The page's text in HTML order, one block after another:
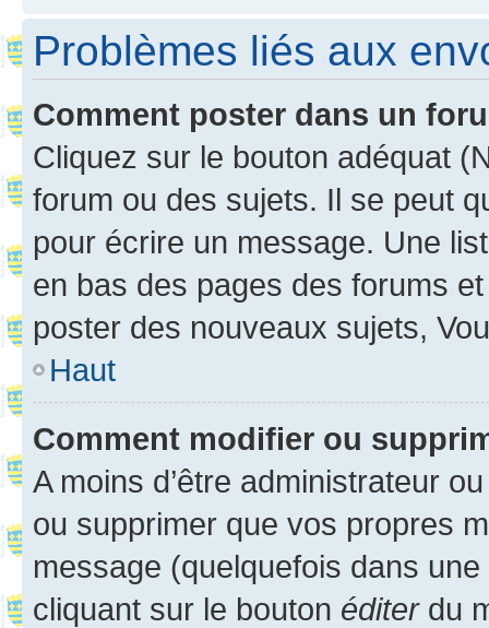
Problèmes liés aux
Comment poster dans un
Cliquez sur le bouton adéquat
forum ou des sujets. Il se peut
pour écrire un message. Une
en bas des pages des forums
poster des nouveaux sujets,
Haut
Comment modifier ou
A moins d’être administrateur
ou supprimer que vos propres
message (quelquefois dans
cliquant sur le bouton éditerdu